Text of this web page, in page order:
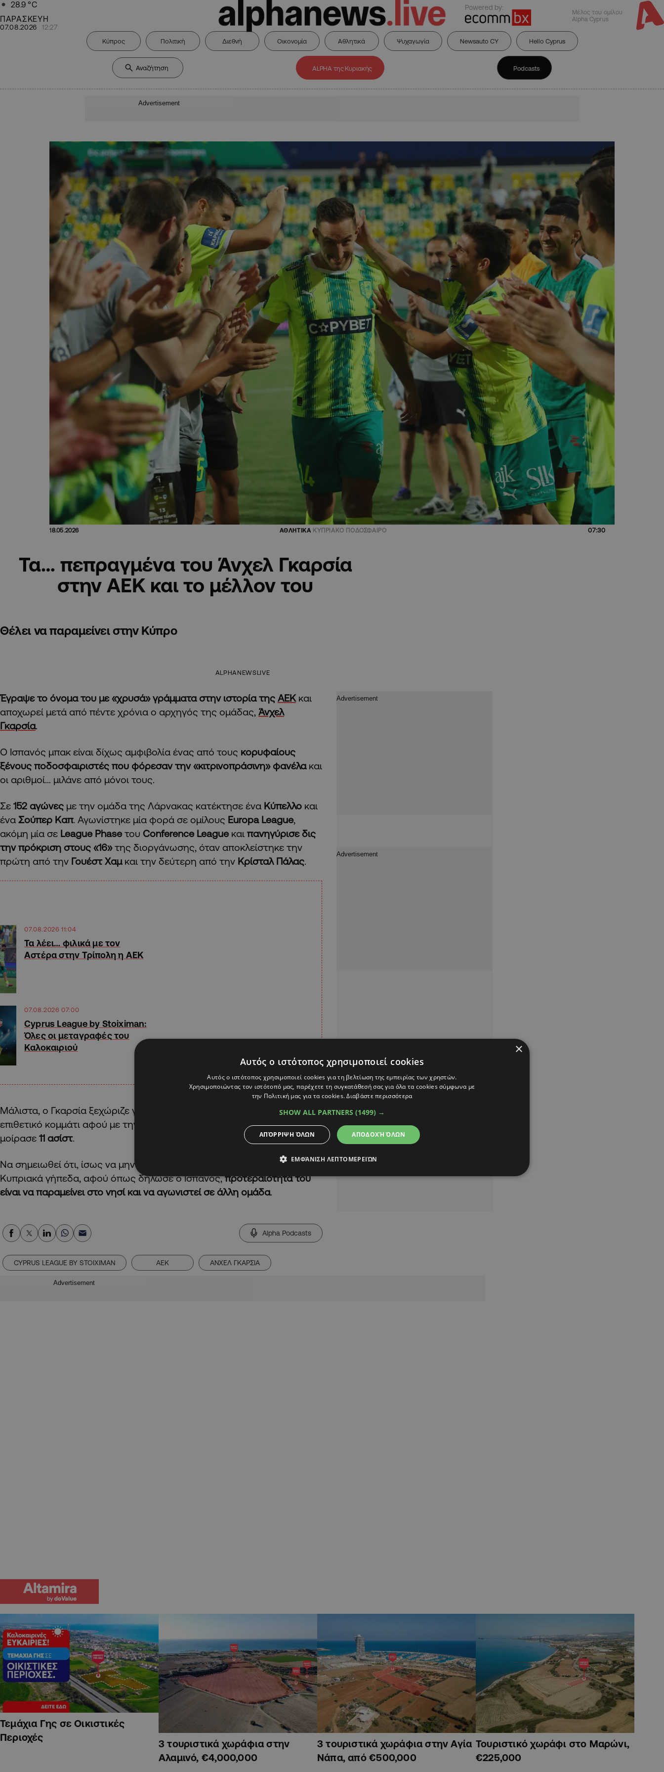
28.9 °C
ΠΑΡΑΣΚΕΥΗ
07.08.2026 12:27
Powered by:
Μέλος του ομίλου
Alpha Cyprus
Κύπρος Πολιτική Διεθνή Οικονομία Αθλητικά Ψυχαγωγία Newsauto CY Hello Cyprus
ALPHA της Κυριακής Podcasts
Advertisement
18.05.2026 ΑΘΛΗΤΙΚΑ ΚΥΠΡΙΑΚΟ ΠΟΔΟΣΦΑΙΡΟ 07:30
Τα… πεπραγμένα του Άνχελ Γκαρσία
στην ΑΕΚ και το μέλλον του
Θέλει να παραμείνει στην Κύπρο
ALPHANEWSLIVE
Έγραψε το όνομα του με «χρυσά» γράμματα στην ιστορία της ΑΕΚκαι
αποχωρεί μετά από πέντε χρόνια ο αρχηγός της ομάδας, Άνχελ
Γκαρσία.
Ο Ισπανός μπακ είναι δίχως αμφιβολία ένας από τους κορυφαίους
ξένους ποδοσφαιριστές που φόρεσαν την «κιτρινοπράσινη» φανέλακαι
οι αριθμοί… μιλάνε από μόνοι τους.
Σε 152 αγώνες με την ομάδα της Λάρνακας κατέκτησε ένα Κύπελλο και
ένα Σούπερ Καπ. Αγωνίστηκε μία φορά σε ομίλους Europa League,
ακόμη μία σε League Phaseτου Conference Leagueκαι πανηγύρισε δις
την πρόκριση στους «16»της διοργάνωσης, όταν αποκλείστηκε την
πρώτη από την Γουέστ Χαμκαι την δεύτερη από την Κρίσταλ Πάλας.
07.08.2026 11:04
Τα λέει… φιλικά με τον
Αστέρα στην Τρίπολη η ΑΕΚ
07.08.2026 07:00
Cyprus League by Stoiximan:
Όλες οι μεταγραφές του
Καλοκαιριού
Μάλιστα, ο Γκαρσία ξεχώριζε για το πόσο επιδραστικός ήταν και στο
επιθετικό κομμάτι αφού με την ΑΕΚ σκόραρε συνολικά
10 γκολκαι
μοίρασε 11 ασίστ.
Να σημειωθεί ότι, ίσως να μην ήταν αυτή η τελευταία του εμφάνιση στα
Κυπριακά γήπεδα, αφού όπως δήλωσε ο Ισπανός,προτεραιότητα του
είναι να παραμείνει στο νησί και να αγωνιστεί σε άλλη ομάδα.
Alpha Podcasts
CYPRUS LEAGUE BY STOIXIMAN ΑΕΚ ΑΝΧΕΛ ΓΚΑΡΣΙΑ
Advertisement
Τεμάχια Γης σε Οικιστικές
Περιοχές
3 τουριστικά χωράφια στην
Αλαμινό, €4,000,000
3 τουριστικά χωράφια στην Αγία
Νάπα, από €500,000
Τουριστικό χωράφι στο Μαρώνι,
€225,000
×
Αυτός ο ιστότοπος χρησιμοποιεί cookies
Αυτός ο ιστότοπος χρησιμοποιεί cookies για τη βελτίωση της εμπειρίας των χρηστών.
Χρησιμοποιώντας τον ιστότοπό μας, παρέχετε τη συγκατάθεσή σας για όλα τα cookies σύμφωνα με
την Πολιτική μας για τα cookies.Διαβάστε περισσότερα
SHOW ALL PARTNERS (1499) →
ΑΠΟΔΟΧΉ ΌΛΩΝ
ΑΠΌΡΡΙΨΗ ΌΛΩΝ
ΕΜΦΆΝΙΣΗ ΛΕΠΤΟΜΕΡΕΙΏΝ